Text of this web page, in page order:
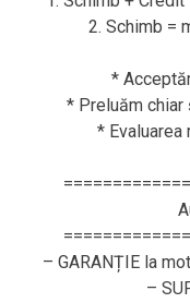
2. Schimb =
*
* Preluăm chiar
* Evaluarea
– GARANȚIE la
–